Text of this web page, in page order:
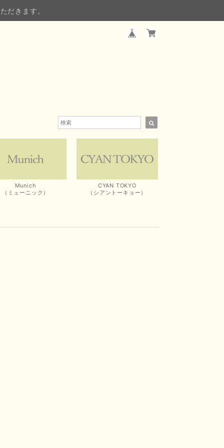
だきます。
Munich
（ミューニック）
CYAN TOKYO
（シアントーキョー）